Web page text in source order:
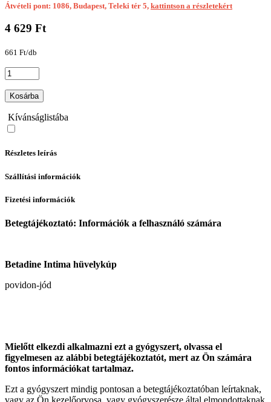
Átvételi pont: 1086, Budapest, Teleki tér 5, kattintson a részletekért
4 629 Ft
661 Ft/db
Kosárba
Kívánságlistába
Részletes leírás
Szállítási információk
Fizetési információk
Betegtájékoztató: Információk a felhasználó számára
Betadine Intima hüvelykúp
povidon-jód
Mielőtt elkezdi alkalmazni ezt a gyógyszert, olvassa el
figyelmesen az alábbi betegtájékoztatót, mert az Ön számára
fontos információkat tartalmaz.
Ezt a gyógyszert mindig pontosan a betegtájékoztatóban leírtaknak,
vagy az Ön kezelőorvosa, vagy gyógyszerésze által elmondottaknak